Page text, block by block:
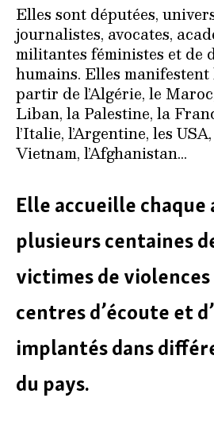
Elles sont députées,
journalistes, avocates,
militantes féministes et de
humains. Elles
partir de l’Algérie, le
Liban, la Palestine, la
l’Italie, l’Argentine, les
Vietnam, l’Afghanistan…
Elle accueille chaque
plusieurs centaines
victimes de
centres d’écoute et
implantés dans
du pays.